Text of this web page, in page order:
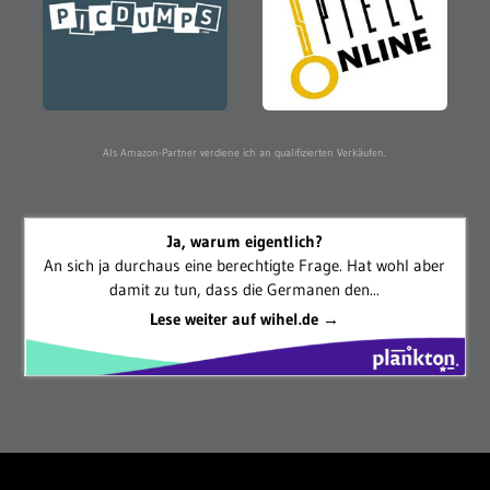
Als Amazon-Partner verdiene ich an qualifizierten Verkäufen.
Ja, warum eigentlich?
An sich ja durchaus eine berechtigte Frage. Hat wohl aber
damit zu tun, dass die Germanen den...
Lese weiter auf wihel.de →